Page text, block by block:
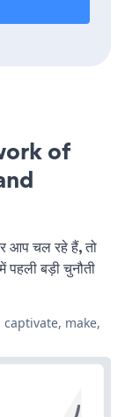
of
आप चल रहे हैं, तो
बड़ी चुनौती
captivate, make,